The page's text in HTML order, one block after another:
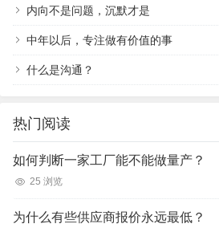
内向不是问题，沉默才是
中年以后，专注做有价值的事
什么是沟通？
热门阅读
如何判断一家工厂能不能做量产？
25 浏览
为什么有些供应商报价永远最低？